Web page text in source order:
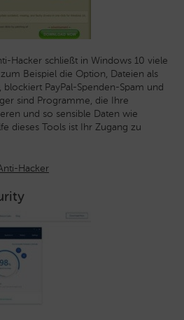
Hacker schließt in Windows 10 viele
Beispiel die Option, Dateien als
PayPal-Spenden-Spam und
sind Programme, die Ihre
und so sensible Daten wie
dieses Tools ist Ihr Zugang zu
Hacker